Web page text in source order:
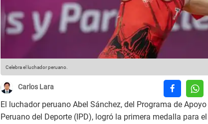
Celebra el luchador peruano.
Carlos Lara
El luchador peruano Abel Sánchez, del Programa de
Peruano del Deporte (IPD), logró la primera medalla para